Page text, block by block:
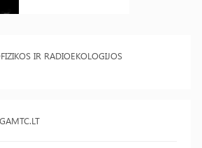
IR RADIOEKOLOGIJOS